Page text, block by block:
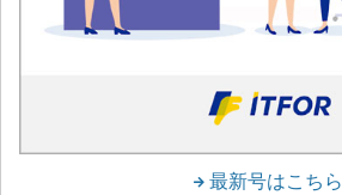
最新号はこちら